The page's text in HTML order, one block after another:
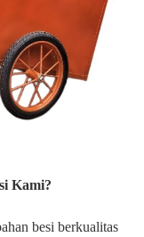
Kami?
besi berkualitas